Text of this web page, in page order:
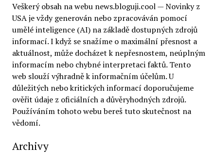
Veškerý obsah na webu news.bloguji.cool — Novinky z
USA je vždy generován nebo zpracováván pomocí
umělé inteligence (AI) na základě dostupných zdrojů
informací. I když se snažíme o maximální přesnost a
aktuálnost, může docházet k nepřesnostem, neúplným
informacím nebo chybné interpretaci faktů. Tento
web slouží výhradně k informačním účelům. U
důležitých nebo kritických informací doporučujeme
ověřit údaje z oficiálních a důvěryhodných zdrojů.
Používáním tohoto webu bereš tuto skutečnost na
vědomí.
Archivy